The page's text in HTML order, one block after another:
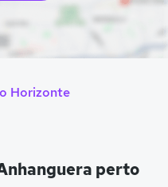
Horizonte
perto